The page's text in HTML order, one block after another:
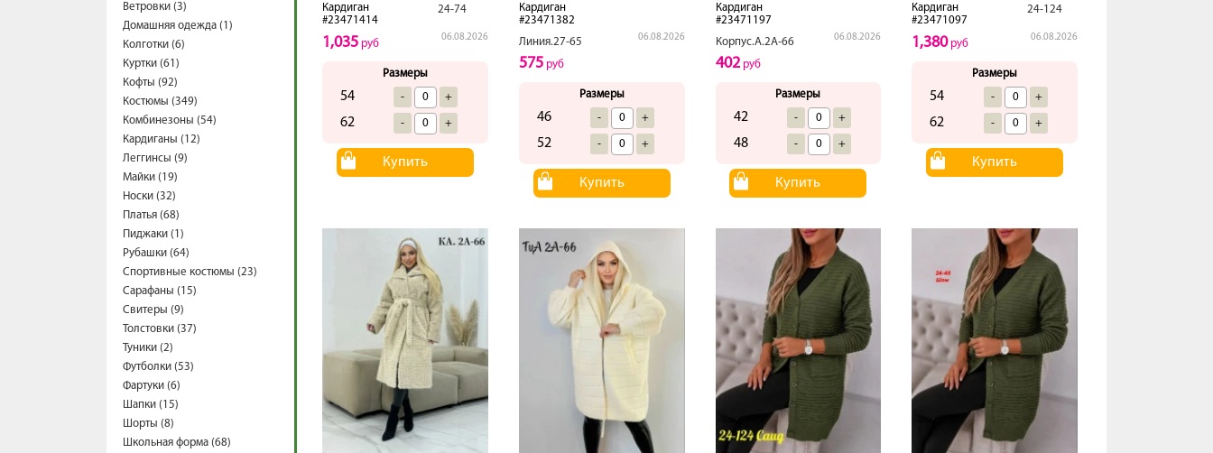
Ветровки (3)
Домашняя одежда (1)
Колготки (6)
Куртки (61)
Кофты (92)
Костюмы (349)
Комбинезоны (54)
Кардиганы (12)
Леггинсы (9)
Майки (19)
Носки (32)
Платья (68)
Пиджаки (1)
Рубашки (64)
Спортивные костюмы (23)
Сарафаны (15)
Свитеры (9)
Толстовки (37)
Туники (2)
Футболки (53)
Фартуки (6)
Шапки (15)
Шорты (8)
Школьная форма (68)
Кардиган
#23471414
24-74
06.08.2026
1,035 руб
Размеры
54 - +
62 - +
Купить
Кардиган
#23471382
Линия.27-65
06.08.2026
575руб
Размеры
46 - +
52 - +
Купить
Кардиган
#23471197
Корпус.А.2А-66
06.08.2026
402руб
Размеры
42 - +
48 - +
Купить
Кардиган
#23471097
24-124
06.08.2026
1,380руб
Размеры
54 - +
62 - +
Купить